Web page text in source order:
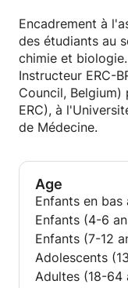
Encadrement à
des étudiants au
chimie et biologie.
Instructeur ERC-
Council,
ERC), à
de Médecine.
Age
Enfants en bas
Enfants (4-6
Enfants (7-12
Adolescents
Adultes (18-64